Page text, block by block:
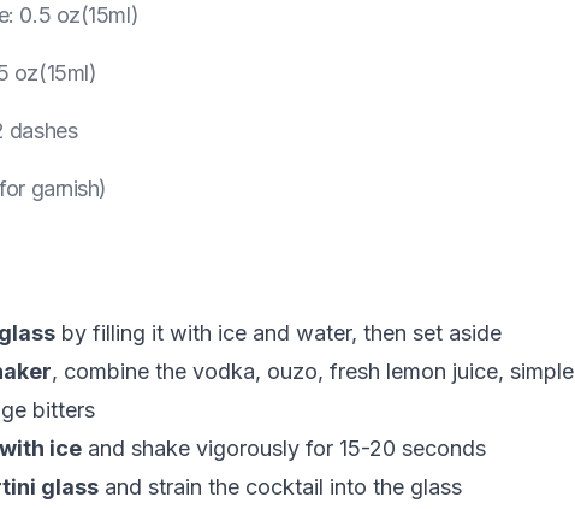
: 0.5 oz(15ml)
oz(15ml)
dashes
garnish)
by filling it with ice and water, then set aside
, combine the vodka, ouzo, fresh lemon juice, simple
bitters
ice and shake vigorously for 15-20 seconds
glass and strain the cocktail into the glass